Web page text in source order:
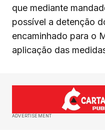
que mediante
possível a detenção
encaminhado para o
aplicação das
ADVERTISEMENT